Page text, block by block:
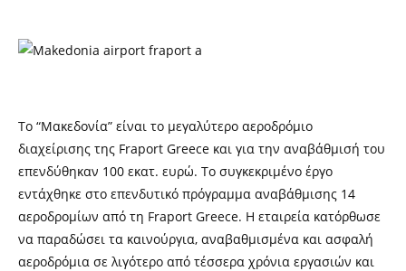
Το “Μακεδονία” είναι το μεγαλύτερο αεροδρόμιο
διαχείρισης της Fraport Greece και για την αναβάθμισή του
επενδύθηκαν 100 εκατ. ευρώ. Το συγκεκριμένο έργο
εντάχθηκε στο επενδυτικό πρόγραμμα αναβάθμισης 14
αεροδρομίων από τη Fraport Greece. Η εταιρεία κατόρθωσε
να παραδώσει τα καινούργια, αναβαθμισμένα και ασφαλή
αεροδρόμια σε λιγότερο από τέσσερα χρόνια εργασιών και